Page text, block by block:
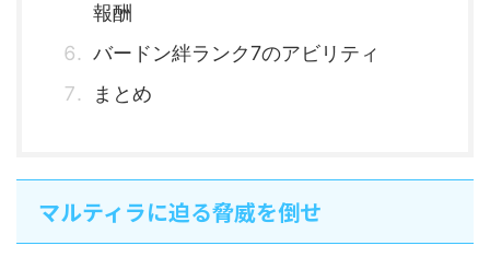
報酬
バードン絆ランク7のアビリティ
まとめ
マルティラに迫る脅威を倒せ